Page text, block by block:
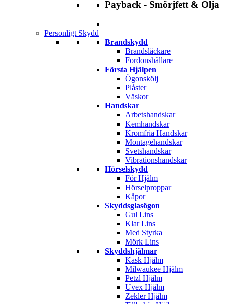
Payback - Smörjfett & Olja
Personligt Skydd
Brandskydd
Brandsläckare
Fordonshållare
Första Hjälpen
Ögonskölj
Plåster
Väskor
Handskar
Arbetshandskar
Kemhandskar
Kromfria Handskar
Montagehandskar
Svetshandskar
Vibrationshandskar
Hörselskydd
För Hjälm
Hörselproppar
Kåpor
Skyddsglasögon
Gul Lins
Klar Lins
Med Styrka
Mörk Lins
Skyddshjälmar
Kask Hjälm
Milwaukee Hjälm
Petzl Hjälm
Uvex Hjälm
Zekler Hjälm